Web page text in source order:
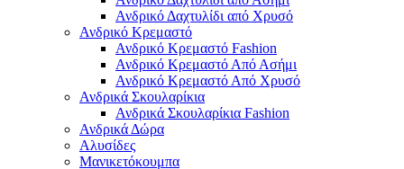
Ανδρικό Δαχτυλίδι από Χρυσό
Ανδρικό Κρεμαστό
Ανδρικό Κρεμαστό Fashion
Ανδρικό Κρεμαστό Από Ασήμι
Ανδρικό Κρεμαστό Από Χρυσό
Ανδρικά Σκουλαρίκια
Ανδρικά Σκουλαρίκια Fashion
Ανδρικά Δώρα
Αλυσίδες
Μανικετόκουμπα